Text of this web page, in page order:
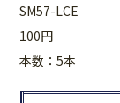
SM57-LCE
100円
本数：5本